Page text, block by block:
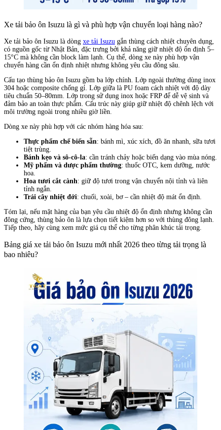
Xe tải bảo ôn Isuzu là gì và phù hợp vận chuyển loại hàng nào?
Xe tải bảo ôn Isuzu là dòng xe tải Isuzu gắn thùng cách nhiệt chuyên dụng,
có nguồn gốc từ Nhật Bản, đặc trưng bởi khả năng giữ nhiệt độ ổn định 5–
15°C mà không cần block làm lạnh. Cụ thể, dòng xe này phù hợp vận
chuyển hàng cần ổn định nhiệt nhưng không yêu cầu đông sâu.
Cấu tạo thùng bảo ôn Isuzu gồm ba lớp chính. Lớp ngoài thường dùng inox
304 hoặc composite chống gỉ. Lớp giữa là PU foam cách nhiệt với độ dày
tiêu chuẩn 50–80mm. Lớp trong sử dụng inox hoặc FRP để dễ vệ sinh và
đảm bảo an toàn thực phẩm. Cấu trúc này giúp giữ nhiệt độ chênh lệch với
môi trường ngoài trong nhiều giờ liền.
Dòng xe này phù hợp với các nhóm hàng hóa sau:
Thực phẩm chế biến sẵn: bánh mì, xúc xích, đồ ăn nhanh, sữa tươi
tiệt trùng.
Bánh kẹo và sô-cô-la: cần tránh chảy hoặc biến dạng vào mùa nóng.
Mỹ phẩm và dược phẩm thường: thuốc OTC, kem dưỡng, nước
hoa.
Hoa tươi cắt cành: giữ độ tươi trong vận chuyển nội tỉnh và liên
tỉnh ngắn.
Trái cây nhiệt đới: chuối, xoài, bơ – cần nhiệt độ mát ổn định.
Tóm lại, nếu mặt hàng của bạn yêu cầu nhiệt độ ổn định nhưng không cần
đông cứng, thùng bảo ôn là lựa chọn tiết kiệm hơn so với thùng đông lạnh.
Tiếp theo, hãy cùng xem mức giá cụ thể cho từng phân khúc tải trọng.
Bảng giá xe tải bảo ôn Isuzu mới nhất 2026 theo từng tải trọng là
bao nhiêu?